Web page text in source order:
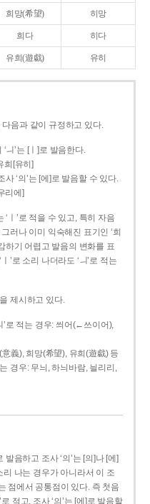
희망(希望) 히망
희다 히다
유희(遊戱) 유히
다음과 같이 규정하고 있다.
ㅢ’는 [ㅣ]로 발음한다.
희[유히]
‘의’는 [에]로 발음할 수 있다.
리에]
‘ㅣ’로 적을 수 있고, 특히 자음
러나 이미 익숙해진 표기인 ‘희
하기 어렵고 발음의 변화를 표
’로 소리 나더라도 ‘ㅢ’로 적는
제시하고 있다.
’로 적는 경우: 씌어(←쓰이어),
義), 희망(希望), 유희(遊戱) 등
경우: 무늬, 하늬바람, 늴리리,
발음하고 조사 ‘의’는 [의]나 [에]
리 나는 경우가 아니라서 이 조
점에서 공통점이 있다. 즉 첫음
적고, 조사 ‘의’는 [에]로 발음할